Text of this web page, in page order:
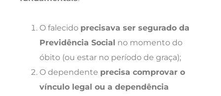
O falecido precisava ser segurado da
Previdência Social no momento do
óbito (ou estar no período de graça);
O dependente precisa comprovar o
vínculo legal ou a dependência